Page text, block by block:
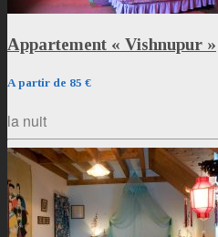
Appartement « Vishnupur »
A partir de 85 €
la nuit